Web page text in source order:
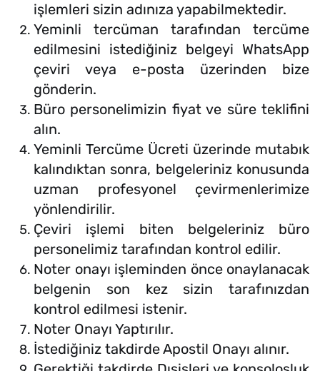
işlemleri sizin adınıza yapabilmektedir.
Yeminli tercüman tarafından tercüme
edilmesini istediğiniz belgeyi WhatsApp
çeviri veya e-posta üzerinden bize
gönderin.
Büro personelimizin fiyat ve süre teklifini
alın.
Yeminli Tercüme Ücreti üzerinde mutabık
kalındıktan sonra, belgeleriniz konusunda
uzman profesyonel çevirmenlerimize
yönlendirilir.
Çeviri işlemi biten belgeleriniz büro
personelimiz tarafından kontrol edilir.
Noter onayı işleminden önce onaylanacak
belgenin son kez sizin tarafınızdan
kontrol edilmesi istenir.
Noter Onayı Yaptırılır.
İstediğiniz takdirde Apostil Onayı alınır.